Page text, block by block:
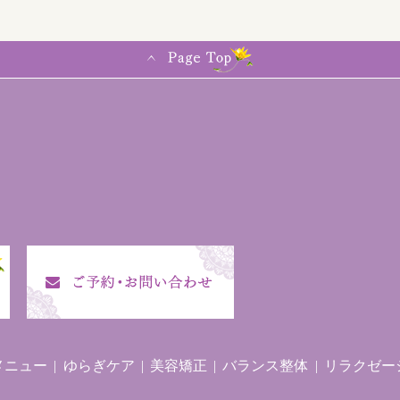
ニュー ゆらぎケア 美容矯正 バランス整体 リラクゼー